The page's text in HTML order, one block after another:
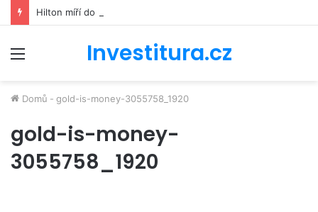
Investitura.cz
Domů - gold-is-money-3055758_1920
gold-is-money-
3055758_1920